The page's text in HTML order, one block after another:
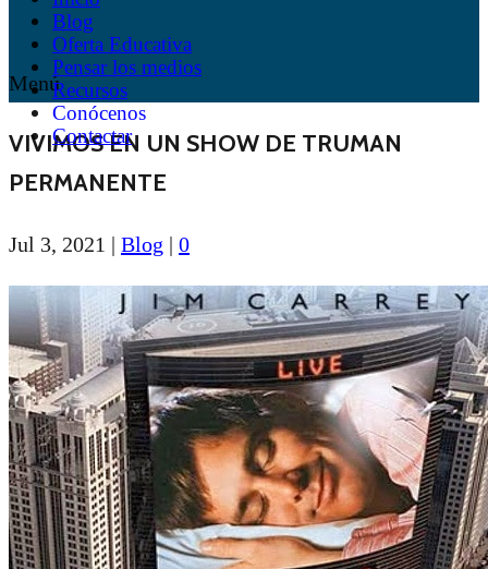
Blog
Oferta Educativa
Pensar los medios
Recursos
Conócenos
Contactar
Menú
VIVIMOS EN UN SHOW DE TRUMAN
PERMANENTE
Jul 3, 2021 | Blog | 0